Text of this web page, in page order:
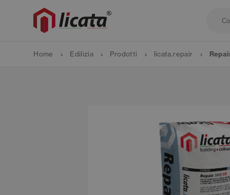
Home Edilizia Prodotti licata.repair